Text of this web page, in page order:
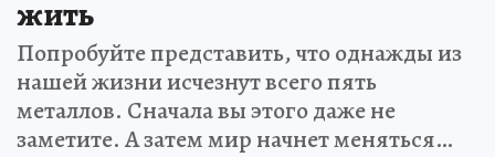
жить
Попробуйте представить, что однажды из
нашей жизни исчезнут всего пять
металлов. Сначала вы этого даже не
заметите. А затем мир начнет меняться…